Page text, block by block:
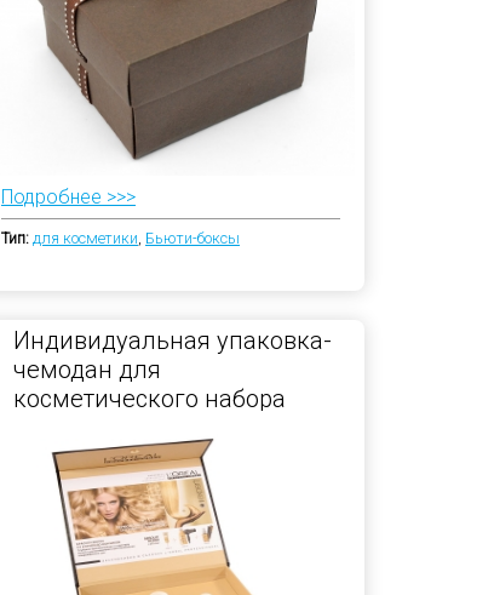
Подробнее >>>
Тип: для косметики, Бьюти-боксы
Индивидуальная упаковка-
чемодан для
косметического набора